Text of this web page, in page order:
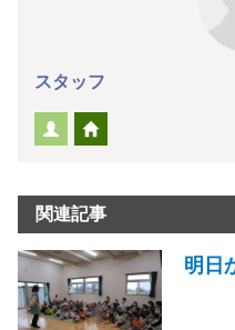
スタッフ
関連記事
明日